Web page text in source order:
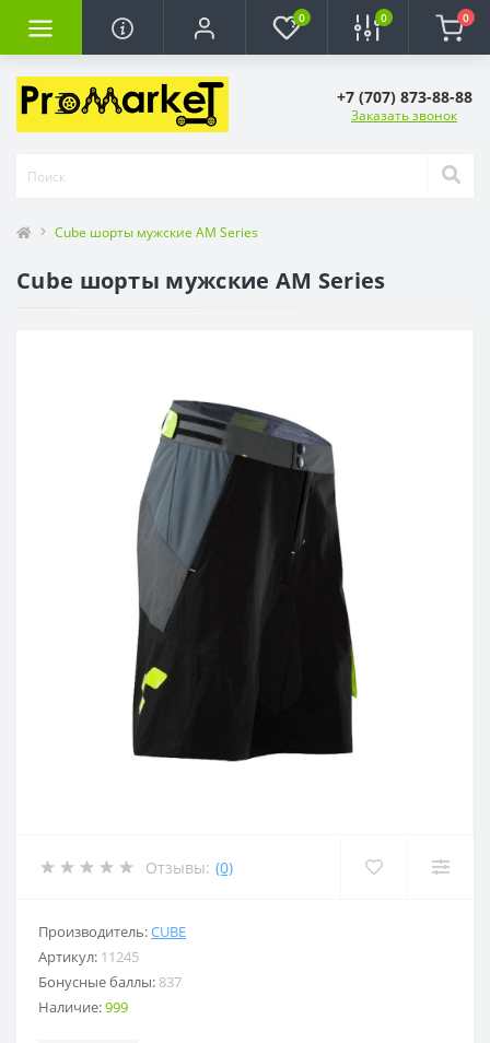
0 0 0
+7 (707) 873-88-88
Заказать звонок
Cube шорты мужские AM Series
Cube шорты мужские AM Series
Отзывы: (0)
Производитель:CUBE
Артикул: 11245
Бонусные баллы: 837
Наличие:999